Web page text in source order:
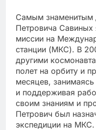
Самым знаменитым
Петровича Савиных
миссии на
станции (МКС). В
другими
полет на орбиту и
месяцев,
и поддерживая
своим знаниям и
Петрович был
экспедиции на МКС.